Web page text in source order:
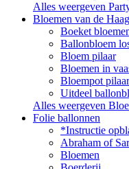
Alles weergeven
Bloemen van de
Boeket
Ballonbloem
Bloem pilaar
Bloemen in
Bloempot pilaar
Uitdeel
Alles weergeven
Folie ballonnen
*Instructie
Abraham of
Bloemen